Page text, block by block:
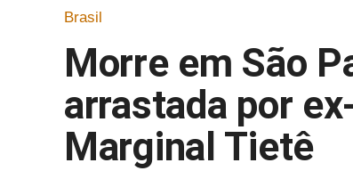
Brasil
Morre em São
arrastada por
Marginal Tietê